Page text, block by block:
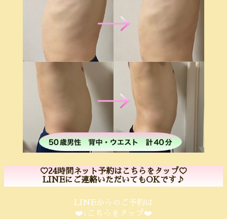
♡24時間ネット予約はこちらをタップ♡
LINEにご連絡いただいてもOKです♪
LINEからのご予約は
❤️↓こちらをタップ❤️